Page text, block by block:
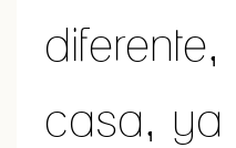
casa, ya